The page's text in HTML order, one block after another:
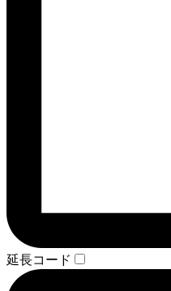
延長コード